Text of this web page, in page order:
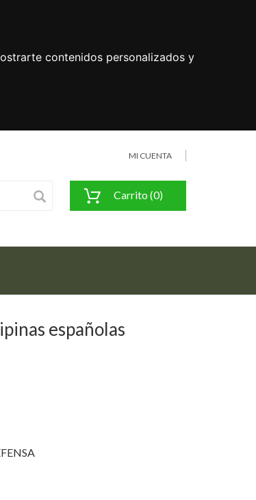
contenidos personalizados y
MI CUENTA
Carrito (0)
españolas